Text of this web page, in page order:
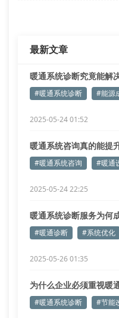
最新文章
暖通系统诊断究竟能解
#暖通系统诊断 #能源
2025-05-24 01:52
暖通系统咨询真的能提
了！
#暖通系统咨询 #暖通
2025-05-24 22:25
暖通系统诊断服务为何
#暖通诊断 #系统优化
2025-05-26 01:35
为什么企业必须重视暖
#暖通系统诊断 #节能